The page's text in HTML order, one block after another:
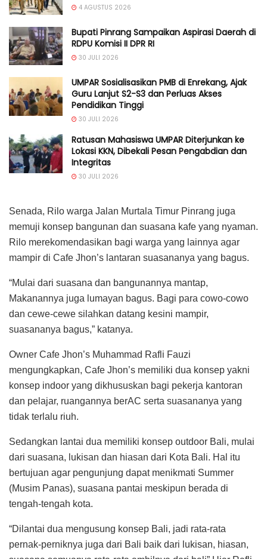
4 AGUSTUS 2026
Bupati Pinrang Sampaikan Aspirasi Daerah di
RDPU Komisi II DPR RI
30 JULI 2026
UMPAR Sosialisasikan PMB di Enrekang, Ajak
Guru Lanjut S2-S3 dan Perluas Akses
Pendidikan Tinggi
30 JULI 2026
Ratusan Mahasiswa UMPAR Diterjunkan ke
Lokasi KKN, Dibekali Pesan Pengabdian dan
Integritas
30 JULI 2026
Senada, Rilo warga Jalan Murtala Timur Pinrang juga
memuji konsep bangunan dan suasana kafe yang nyaman.
Rilo merekomendasikan bagi warga yang lainnya agar
mampir di Cafe Jhon’s lantaran suasananya yang bagus.
“Mulai dari suasana dan bangunannya mantap,
Makanannya juga lumayan bagus. Bagi para cowo-cowo
dan cewe-cewe silahkan datang kesini mampir,
suasananya bagus,” katanya.
Owner Cafe Jhon’s Muhammad Rafli Fauzi
mengungkapkan, Cafe Jhon’s memiliki dua konsep yakni
konsep indoor yang dikhususkan bagi pekerja kantoran
dan pelajar, ruangannya berAC serta suasananya yang
tidak terlalu riuh.
Sedangkan lantai dua memiliki konsep outdoor Bali, mulai
dari suasana, lukisan dan hiasan dari Kota Bali. Hal itu
bertujuan agar pengunjung dapat menikmati Summer
(Musim Panas), suasana pantai meskipun berada di
tengah-tengah kota.
“Dilantai dua mengusung konsep Bali, jadi rata-rata
pernak-perniknya juga dari Bali baik dari lukisan, hiasan,